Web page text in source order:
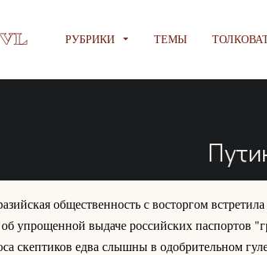
РУБРИКИ ТЕМЫ
общественность с восторгом
упрощенной выдаче российских паспортов
скептиков едва слышны в одобрительном